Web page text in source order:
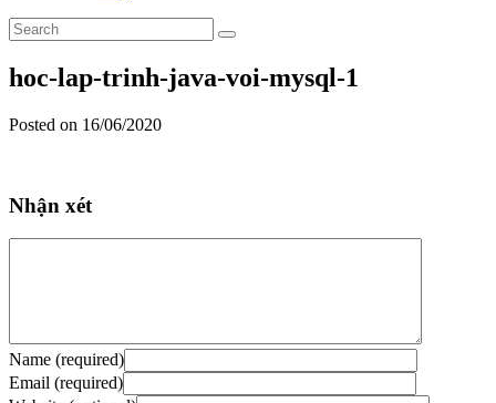
hoc-lap-trinh-java-voi-mysql-1
Posted on 16/06/2020
Nhận xét
Name (required)
Email (required)